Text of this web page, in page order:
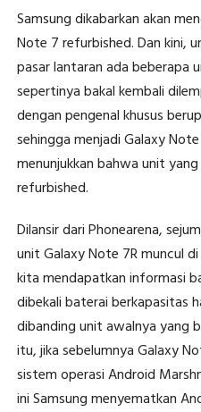
Samsung dikabarkan akan
Note 7 refurbished. Dan kini,
pasar lantaran ada beberapa
sepertinya bakal kembali
dengan pengenal khusus
sehingga menjadi Galaxy
menunjukkan bahwa unit
refurbished.
Dilansir dari Phonearena,
unit Galaxy Note 7R muncul
kita mendapatkan informasi
dibekali baterai berkapasitas
dibanding unit awalnya yang
itu, jika sebelumnya Galaxy
sistem operasi Android
ini Samsung menyematkan